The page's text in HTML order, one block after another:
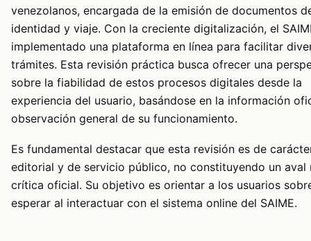
venezolanos, encargada de la emisión de documentos
identidad y viaje. Con la creciente digitalización, el
implementado una plataforma en línea para facilitar
trámites. Esta revisión práctica busca ofrecer una
sobre la fiabilidad de estos procesos digitales desde la
experiencia del usuario, basándose en la información
observación general de su funcionamiento.
Es fundamental destacar que esta revisión es de
editorial y de servicio público, no constituyendo un aval
crítica oficial. Su objetivo es orientar a los usuarios
esperar al interactuar con el sistema online del SAIME.